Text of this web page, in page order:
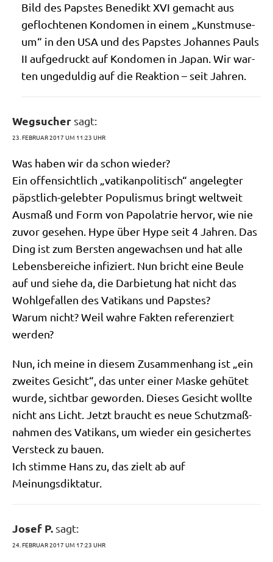
Bild des Pap­stes Bene­dikt XVI gemacht aus
gefloch­te­nen Kon­do­men in einem „Kunst­mu­se­
um“ in den USA und des Pap­stes Johan­nes Pauls
II auf­ge­druckt auf Kon­do­men in Japan. Wir war­
ten unge­dul­dig auf die Reak­ti­on – seit Jahren.
Wegsucher sagt:
23. FEBRUAR 2017 UM 11:23 UHR
Was haben wir da schon wieder?
Ein offen­sicht­lich „vati­kan­po­li­tisch“ ange­leg­ter
päpst­lich-geleb­ter Popu­lis­mus bringt welt­weit
Aus­maß und Form von Papo­la­trie her­vor, wie nie
zuvor gese­hen. Hype über Hype seit 4 Jah­ren. Das
Ding ist zum Ber­sten ange­wach­sen und hat alle
Lebens­be­rei­che infi­ziert. Nun bricht eine Beu­le
auf und sie­he da, die Dar­bie­tung hat nicht das
Wohl­ge­fal­len des Vati­kans und Papstes?
War­um nicht? Weil wah­re Fak­ten refe­ren­ziert
werden?
Nun, ich mei­ne in die­sem Zusam­men­hang ist „ein
zwei­tes Gesicht“, das unter einer Mas­ke gehü­tet
wur­de, sicht­bar gewor­den. Die­ses Gesicht woll­te
nicht ans Licht. Jetzt braucht es neue Schutz­maß­
nah­men des Vati­kans, um wie­der ein gesi­cher­tes
Ver­steck zu bauen.
Ich stim­me Hans zu, das zielt ab auf
Meinungsdiktatur.
Josef P. sagt:
24. FEBRUAR 2017 UM 17:23 UHR